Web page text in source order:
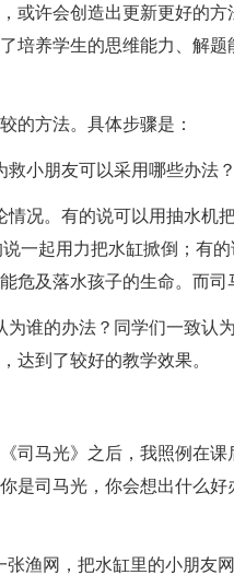
或许会创造出更新更好的
培养学生的思维能力、解
方法。具体步骤是：
小朋友可以采用哪些办法？
。有的说可以用抽水机把
一起用力把水缸掀倒；有
危及落水孩子的生命。而司
的办法？同学们一致认
达到了较好的教学效果。
马光》之后，我照例在课
是司马光，你会想出什么
渔网，把水缸里的小朋友网